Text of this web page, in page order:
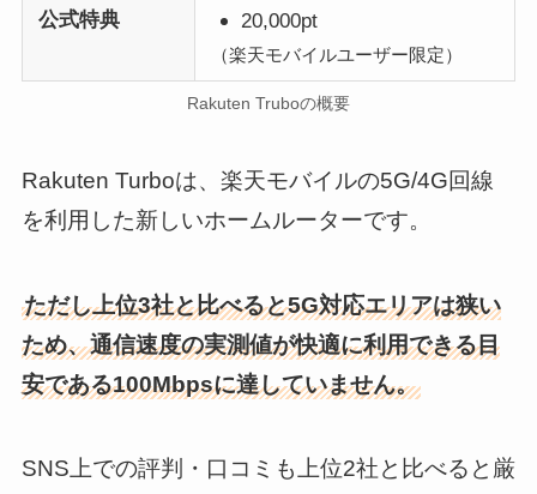
公式特典
20,000pt
（楽天モバイルユーザー限定）
Rakuten Truboの概要
Rakuten Turboは、楽天モバイルの5G/4G回線
を利用した新しいホームルーターです。
ただし上位3社と比べると5G対応エリアは狭い
ため、通信速度の実測値が快適に利用できる目
安である100Mbpsに達していません。
SNS上での評判・口コミも上位2社と比べると厳